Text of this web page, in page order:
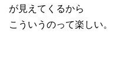
が見えてくるから
こういうのって楽しい。